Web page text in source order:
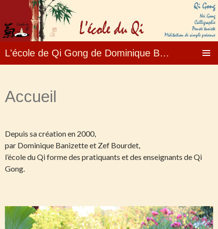
L'école de Qi Gong de Dominique Banizette –
Accueil
Depuis sa création en 2000,
par Dominique Banizette et Zef Bourdet,
l’école du Qi forme des pratiquants et des enseignants de Qi
Gong.